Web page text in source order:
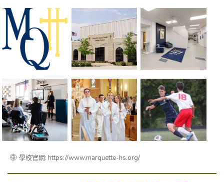
學校官網: https://www.marquette-hs.org/